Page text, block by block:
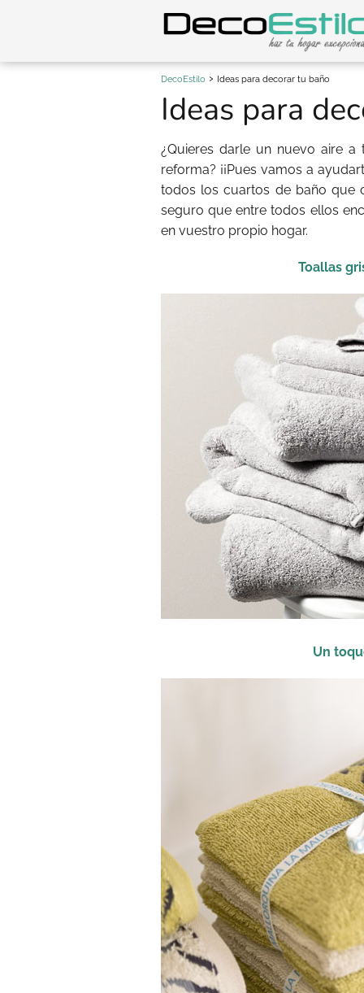
DecoEstilo Ideas para decorar tu baño
Ideas para
¿Quieres darle un nuevo aire
reforma? ¡¡Pues vamos a
todos los cuartos de baño que
seguro que entre todos ellos
en vuestro propio hogar.
Toallas
Un